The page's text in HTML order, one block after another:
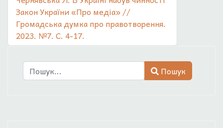
Закон України «Про медіа» //
Громадська думка про правотворення.
2023. №7. С. 4-17.
Пошук
Пошук